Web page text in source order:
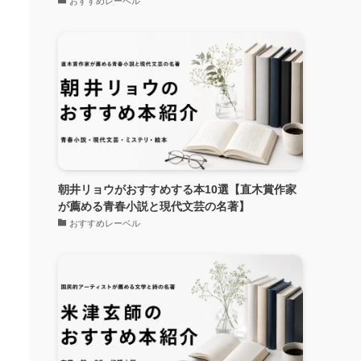
朝井リョウがおすすめする本10選【直木賞作家
が薦める青春小説と現代文芸の名著】
おすすめレーベル